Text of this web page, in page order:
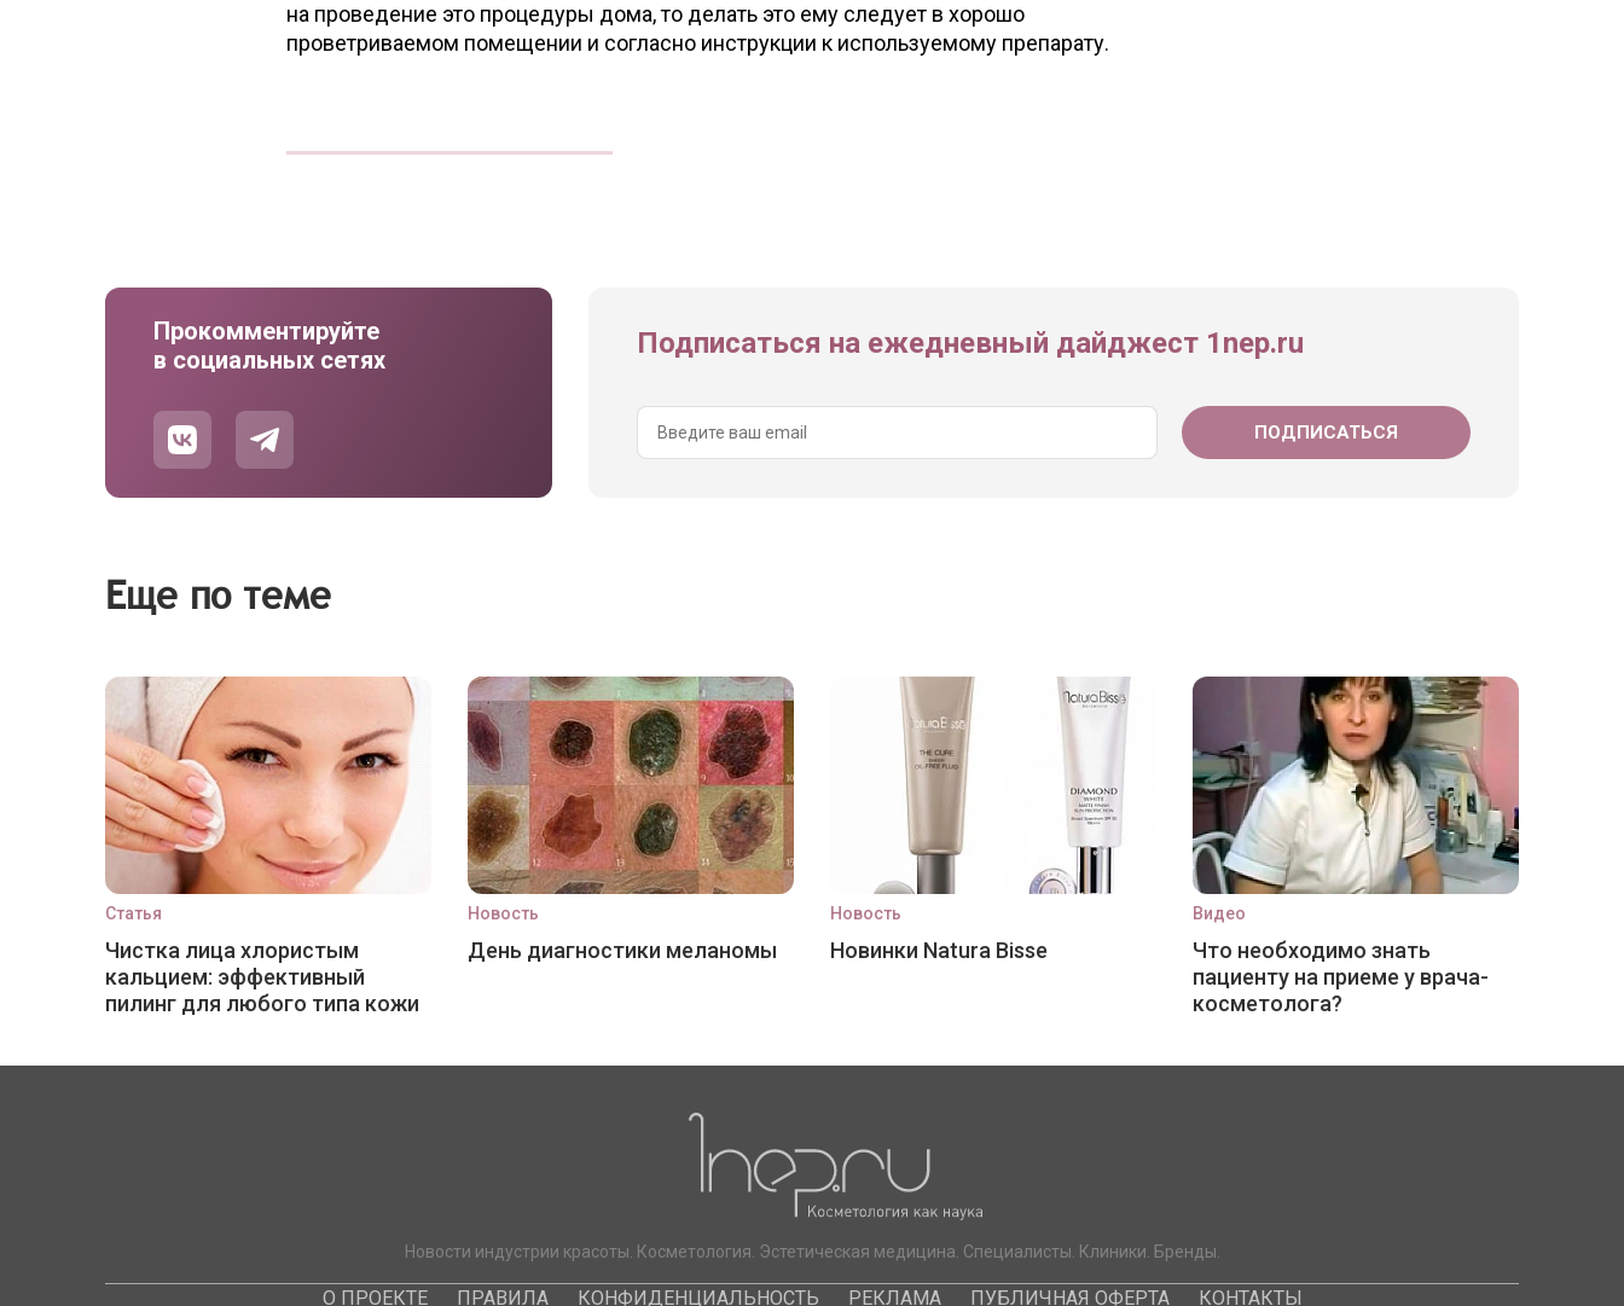
на проведение это процедуры дома, то делать это ему следует в хорошо
проветриваемом помещении и согласно инструкции к используемому препарату.
Прокомментируйте
в социальных сетях
Подписаться на ежедневный дайджест 1nep.ru
Еще по теме
Статья
Чистка лица хлористым
кальцием: эффективный
пилинг для любого типа кожи
Новость
День диагностики меланомы
Новость
Новинки Natura Bisse
Видео
Что необходимо знать
пациенту на приеме у врача-
косметолога?
Новости индустрии красоты. Косметология. Эстетическая медицина. Специалисты. Клиники. Бренды.
О ПРОЕКТЕ ПРАВИЛА КОНФИДЕНЦИАЛЬНОСТЬ РЕКЛАМА ПУБЛИЧНАЯ ОФЕРТА КОНТАКТЫ